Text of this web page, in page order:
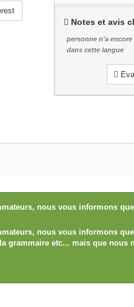
Notes et avis
personne n'a
dans cette langue
nous vous informons
nous vous informons
grammaire etc... mais que nous